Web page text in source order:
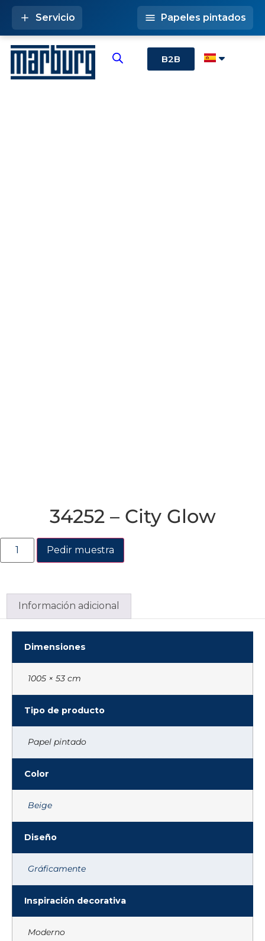
B2B
Servicio Papeles pintados
34252 – City Glow
Pedir muestra
Información adicional
Dimensiones
1005 × 53 cm
Tipo de producto
Papel pintado
Color
Beige
Diseño
Gráficamente
Inspiración decorativa
Moderno